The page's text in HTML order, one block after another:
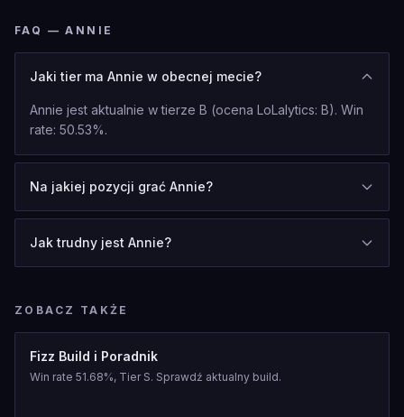
FAQ — ANNIE
Jaki tier ma Annie w obecnej mecie?
Annie jest aktualnie w tierze B (ocena LoLalytics: B). Win
rate: 50.53%.
Na jakiej pozycji grać Annie?
Jak trudny jest Annie?
ZOBACZ TAKŻE
Fizz Build i Poradnik
Win rate 51.68%, Tier S. Sprawdź aktualny build.